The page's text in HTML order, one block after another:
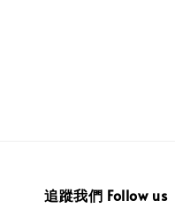
追蹤我們 Follow us